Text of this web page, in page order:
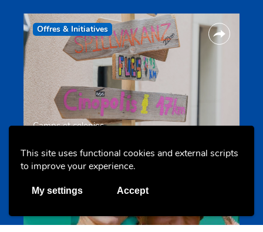
This site uses functional cookies and external scripts
to improve your experience.
My settings Accept
Offres & Initiatives
Camps et colonies
Evenements